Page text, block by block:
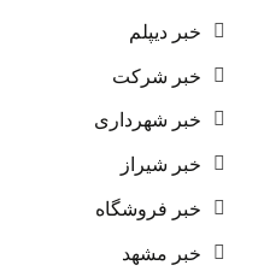
خبر دیپلم
خبر شرکت
خبر شهرداری
خبر شیراز
خبر فروشگاه
خبر مشهد